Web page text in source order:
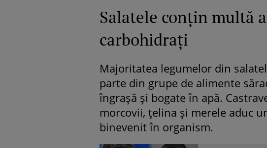
Salatele conţin multă
carbohidraţi
Majoritatea legumelor din
parte din grupe de alimente
îngraşă şi bogate în apă.
morcovii, ţelina şi merele aduc
binevenit în organism.